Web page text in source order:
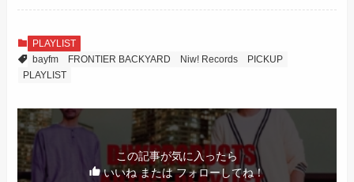
PLAYLIST
bayfm
FRONTIER BACKYARD Niw! Records
PICKUP
PLAYLIST
この記事が気に入ったら
いいね または フォローしてね！